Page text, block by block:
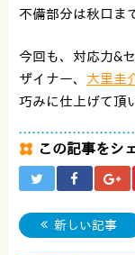
不備部分は秋口ま
今回も、対応力&
ザイナー、 大里圭
巧みに仕上げて頂
この記事をシ
新しい記事